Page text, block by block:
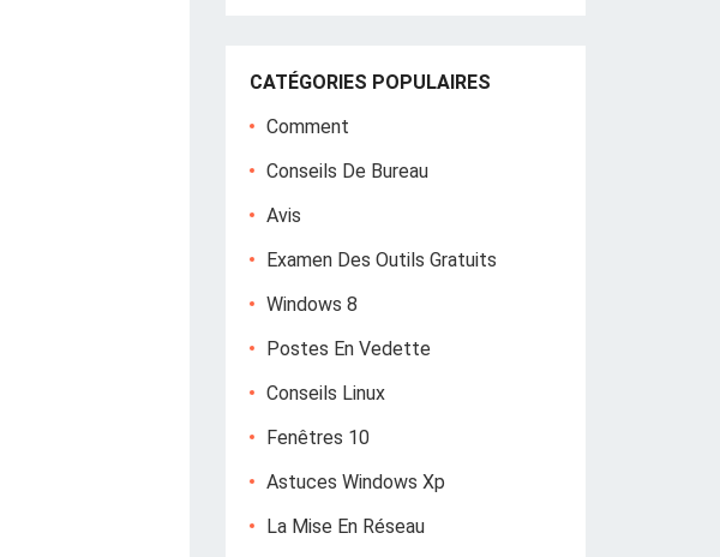
CATÉGORIES POPULAIRES
Comment
Conseils De Bureau
Avis
Examen Des Outils Gratuits
Windows 8
Postes En Vedette
Conseils Linux
Fenêtres 10
Astuces Windows Xp
La Mise En Réseau